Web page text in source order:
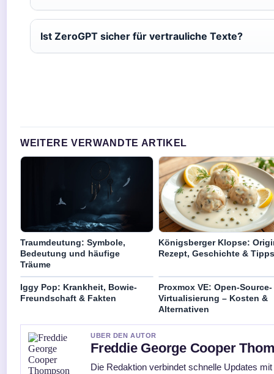
Ist ZeroGPT sicher für vertrauliche Texte?
WEITERE VERWANDTE ARTIKEL
Traumdeutung: Symbole,
Bedeutung und häufige
Träume
Königsberger Klopse:
Rezept, Geschichte & Tipps
Iggy Pop: Krankheit, Bowie-
Freundschaft & Fakten
Proxmox VE: Open-Source-
Virtualisierung – Kosten &
Alternativen
UBER DEN AUTOR
Freddie George Cooper
Die Redaktion verbindet schnelle Updates